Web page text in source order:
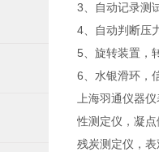
3、自动记录测
4、自动判断压
5、旋转装置，
6、水银滑环，
上海羽通仪器
性测定仪，凝
残炭测定仪，